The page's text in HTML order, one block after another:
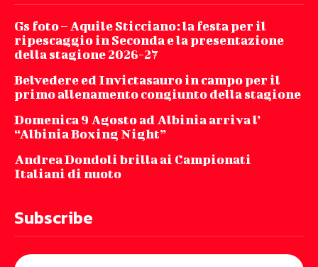
Gs foto – Aquile Sticciano: la festa per il
ripescaggio in Seconda e la presentazione
della stagione 2026-27
Belvedere ed Invictasauro in campo per il
primo allenamento congiunto della stagione
Domenica 9 Agosto ad Albinia arriva l’
“Albinia Boxing Night”
Andrea Dondoli brilla ai Campionati
Italiani di nuoto
Subscribe